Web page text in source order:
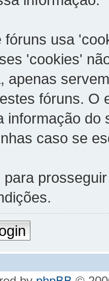
fóruns usa
'cookies'
apenas
fóruns. O
informação
caso se